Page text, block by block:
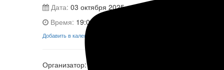
Дата: 03 октября 2025
Время: 19:00
Добавить в календарь
Организатор: